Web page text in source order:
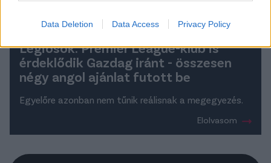
Data Deletion Data Access Privacy Policy
Légiósok: Premier League-klub is
érdeklődik Gazdag iránt - összesen
négy angol ajánlat futott be
Egyelőre azonban nem tűnik reálisnak a megegyezés.
Elolvasom